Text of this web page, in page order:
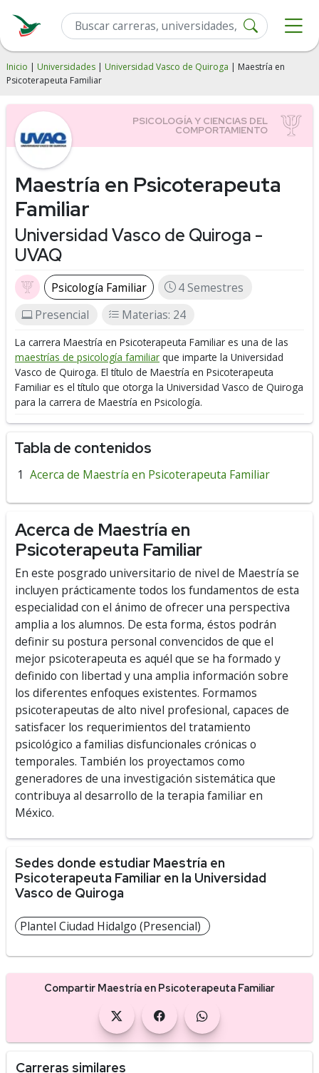
Inicio | Universidades | Universidad Vasco de Quiroga | Maestría en
Psicoterapeuta Familiar
Maestría en Psicoterapeuta
Familiar
Universidad Vasco de Quiroga -
UVAQ
Psicología Familiar
4 Semestres
Presencial
Materias: 24
La carrera Maestría en Psicoterapeuta Familiar es una de las
maestrías de psicología familiar que imparte la Universidad
Vasco de Quiroga. El título de Maestría en Psicoterapeuta
Familiar es el título que otorga la Universidad Vasco de Quiroga
para la carrera de Maestría en Psicología.
Tabla de contenidos
Acerca de Maestría en Psicoterapeuta Familiar
Acerca de Maestría en
Psicoterapeuta Familiar
En este posgrado universitario de nivel de Maestría se
incluyen prácticamente todos los fundamentos de esta
especialidad con el ánimo de ofrecer una perspectiva
amplia a los alumnos. De esta forma, éstos podrán
definir su postura personal convencidos de que el
mejor psicoterapeuta es aquél que se ha formado y
definido con libertad y una amplia información sobre
los diferentes enfoques existentes. Formamos
psicoterapeutas de alto nivel profesional, capaces de
satisfacer los requerimientos del tratamiento
psicológico a familias disfuncionales crónicas o
temporales. También los proyectamos como
generadores de una investigación sistemática que
contribuya al desarrollo de la terapia familiar en
México.
Sedes donde estudiar Maestría en
Psicoterapeuta Familiar en la Universidad
Vasco de Quiroga
Plantel Ciudad Hidalgo (Presencial)
Compartir Maestría en Psicoterapeuta Familiar
Carreras similares